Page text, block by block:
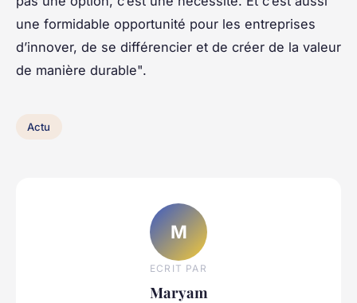
une formidable opportunité pour les entreprises
d’innover, de se différencier et de créer de la valeur
de manière durable".
Actu
M
ECRIT PAR
Maryam